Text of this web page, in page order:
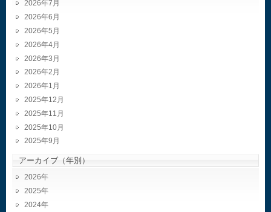
2026年7月
2026年6月
2026年5月
2026年4月
2026年3月
2026年2月
2026年1月
2025年12月
2025年11月
2025年10月
2025年9月
アーカイブ（年別）
2026
2025
2024